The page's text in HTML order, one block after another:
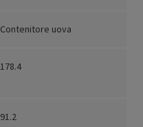
Contenitore uova
178.4
91.2